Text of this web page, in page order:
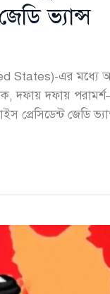
ভ্যান্স
States)-এর মধ্যে
দফায় দফায়
প্রেসিডেন্ট জেডি